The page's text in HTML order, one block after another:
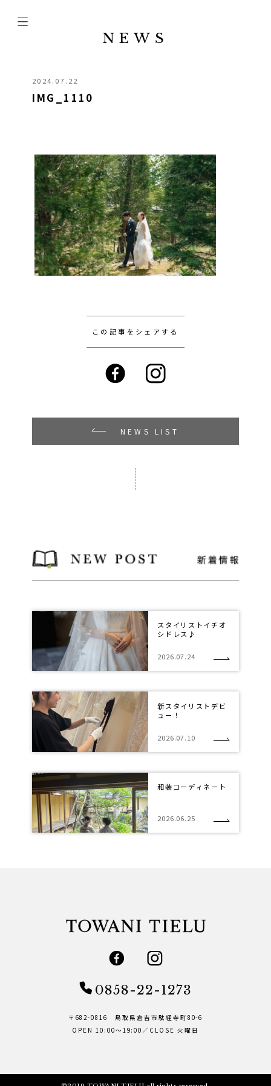
NEWS
2024.07.22
IMG_1110
この記事をシェアする
NEWS LIST
スタイリストイチオ
シドレス♪
2026.07.24
新スタイリストデビ
ュー！
2026.07.10
和装コーディネート
2026.06.25
0858-22-1273
〒682-0816 鳥取県倉吉市駄経寺町80-6
OPEN 10:00～19:00／CLOSE 火曜日